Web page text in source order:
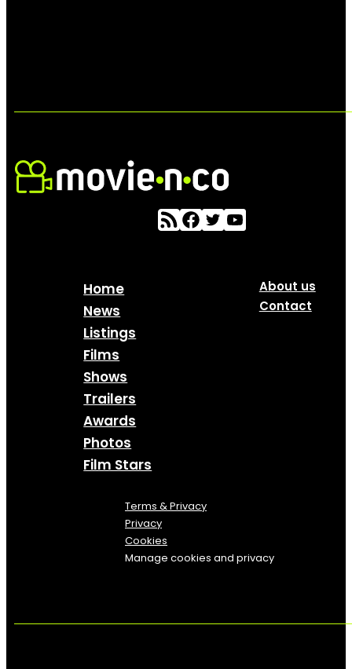
Home
News
Listings
Films
Shows
Trailers
Awards
Photos
Film Stars
About us
Contact
Terms & Privacy
Privacy
Cookies
Manage cookies and privacy